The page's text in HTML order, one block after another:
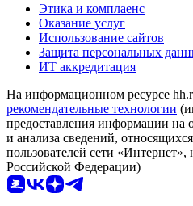
Этика и комплаенс
Оказание услуг
Использование сайтов
Защита персональных
ИТ аккредитация
На информационном ресурсе
рекомендательные технологии
предоставления информации на
и анализа сведений,
пользователей сети
Российской Федерации)